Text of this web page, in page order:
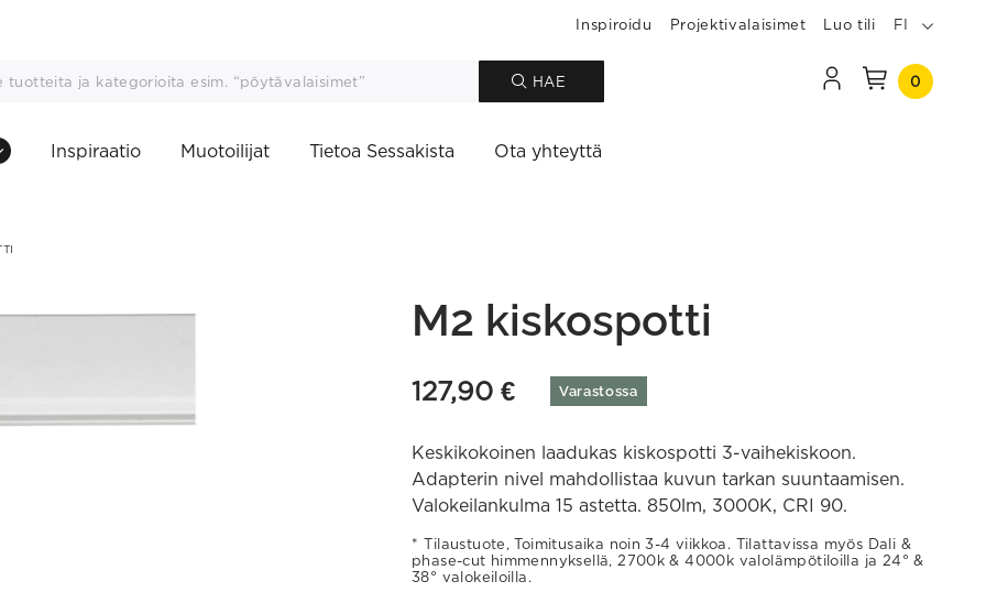
Inspiroidu Projektivalaisimet Luo tili FI
HAE 0
Inspiraatio Muotoilijat Tietoa Sessakista Ota yhteyttä
M2 kiskospotti
127,90 € Varastossa
Keskikokoinen laadukas kiskospotti 3-vaihekiskoon.
Adapterin nivel mahdollistaa kuvun tarkan suuntaamisen.
Valokeilankulma 15 astetta. 850lm, 3000K, CRI 90.
Tilaustuote, Toimitusaika noin 3-4 viikkoa. Tilattavissa myös Dali &
phase-cut himmennyksellä, 2700k & 4000k valolämpötiloilla ja 24° &
38° valokeiloilla.